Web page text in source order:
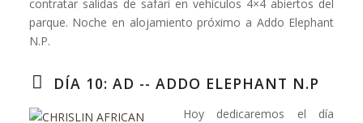
contratar salidas de safari en vehículos 4×4 abiertos del
parque. Noche en alojamiento próximo a Addo Elephant
N.P.
DÍA 10: AD -- ADDO ELEPHANT N.P
Hoy dedicaremos el día